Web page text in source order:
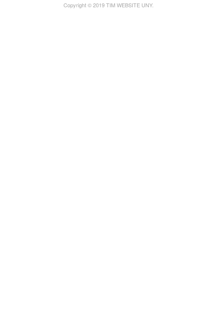
Copyright © 2019 TIM WEBSITE UNY.